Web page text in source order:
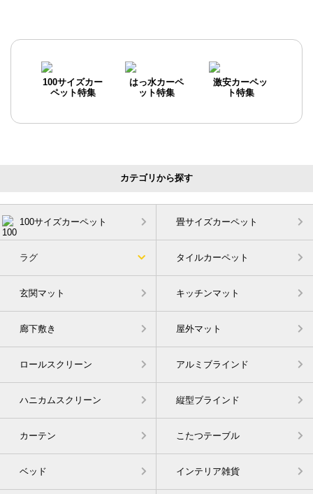
100サイズカー
ペット特集
はっ水カーペ
ット特集
激安カーペッ
ト特集
カテゴリから探す
100サイズカーペット 畳サイズカーペット
ラグ タイルカーペット
玄関マット キッチンマット
廊下敷き 屋外マット
ロールスクリーン アルミブラインド
ハニカムスクリーン 縦型ブラインド
カーテン こたつテーブル
ベッド インテリア雑貨